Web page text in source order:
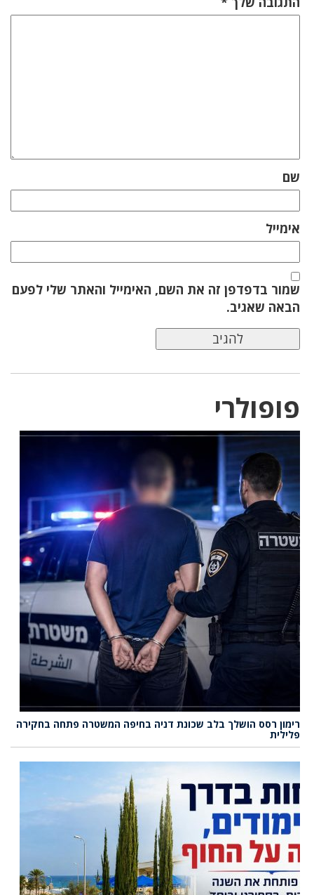
שם
אימייל
שמור בדפדפן זה את השם, האימייל והאתר שלי לפעם
הבאה שאגיב.
פופולרי
רימון רסס הושלך בלב שכונת דניה בחיפה המשטרה פתחה בחקירה
פלילית